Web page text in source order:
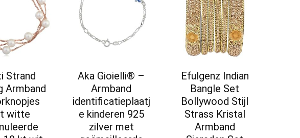
Strand
Armband
witte
Aka Gioielli® –
Armband
identificatieplaatj
e kinderen 925
zilver met
Efulgenz Indian
Bangle Set
Bollywood Stijl
Strass Kristal
Armband